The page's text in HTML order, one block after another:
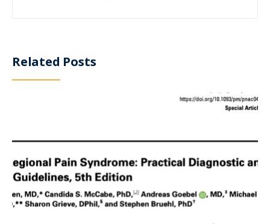
Related Posts